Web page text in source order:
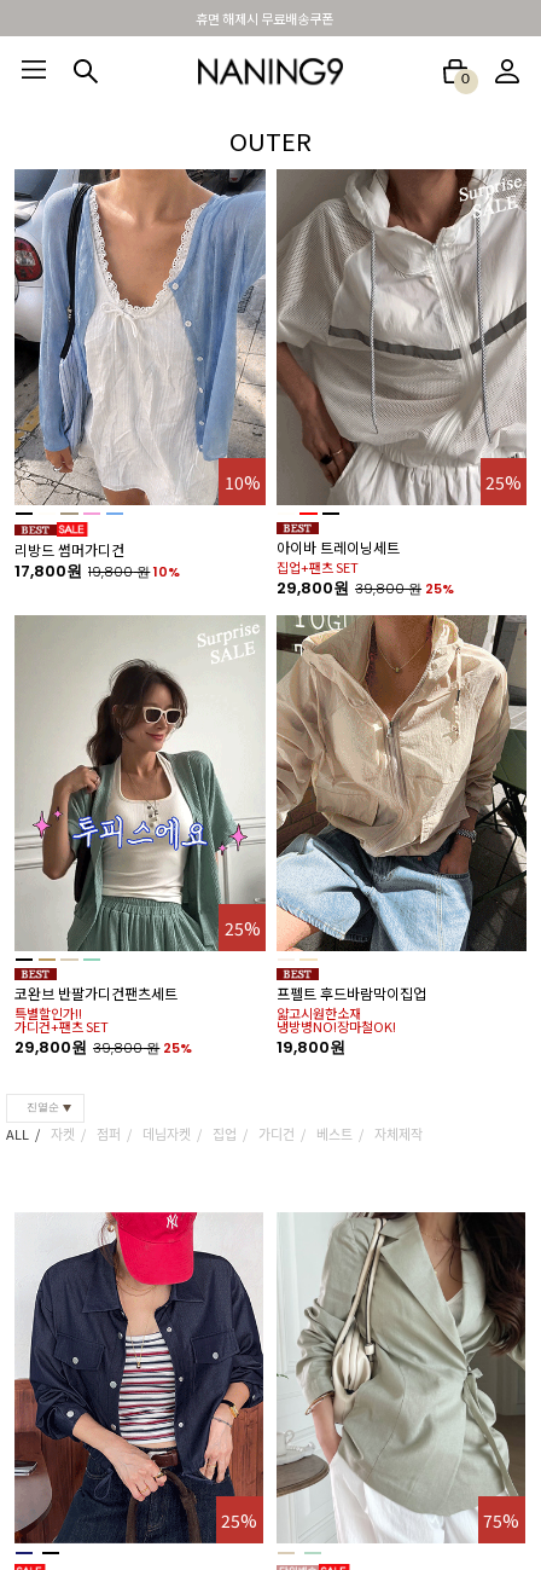
BEST 포토리뷰 - 매주 2명추첨 3만원쿠폰
0
OUTER
10%
리방드 썸머가디건
17,800원 19,800원10%
25%
아이바 트레이닝세트
집업+팬츠 SET
29,800원 39,800원 25%
25%
코완브 반팔가디건팬츠세트
특별할인가!!
가디건+팬츠 SET
29,800원 39,800원 25%
프펠트 후드바람막이집업
얇고시원한소재
냉방병NO!장마철OK!
19,800원
진열순
ALL 자켓 점퍼 데님자켓 집업 가디건 베스트 자체제작
25% 75%